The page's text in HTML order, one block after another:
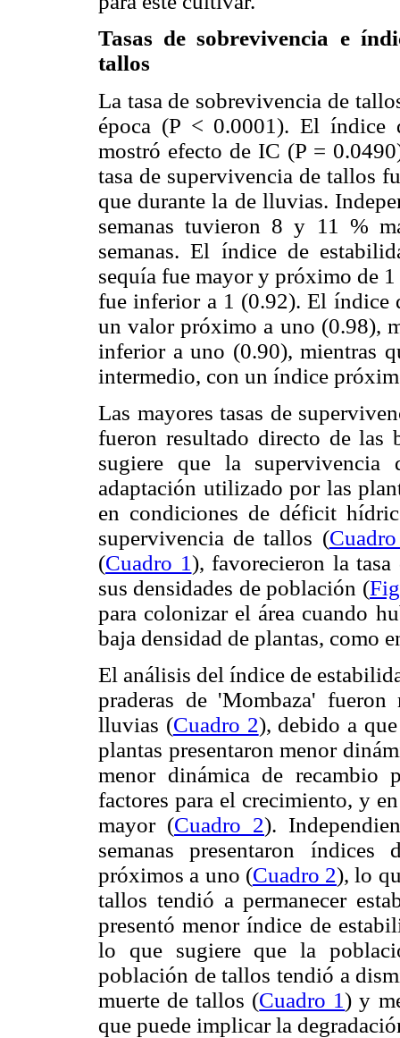
Tasas de sobrevivencia e
tallos
La tasa de sobrevivencia de
época (P < 0.0001). El índice
mostró efecto de IC (P =
tasa de supervivencia de tallos
que durante la de lluvias.
semanas tuvieron 8 y 11 %
semanas. El índice de
sequía fue mayor y próximo de
fue inferior a 1 (0.92). El índice
un valor próximo a uno (0.98),
inferior a uno (0.90), mientras
intermedio, con un índice
Las mayores tasas de
fueron resultado directo de las
sugiere que la
adaptación utilizado por las
en condiciones de déficit
supervivencia de tallos (
(Cuadro 1), favorecieron la
sus densidades de población (
para colonizar el área cuando
baja densidad de plantas, como
El análisis del índice de
praderas de 'Mombaza'
lluvias (Cuadro 2), debido a
plantas presentaron menor
menor dinámica de recambio
factores para el crecimiento, y
mayor (Cuadro 2).
semanas presentaron
próximos a uno (Cuadro 2), lo
tallos tendió a permanecer
presentó menor índice de
lo que sugiere que la
población de tallos tendió a
muerte de tallos (Cuadro 1) y
que puede implicar la